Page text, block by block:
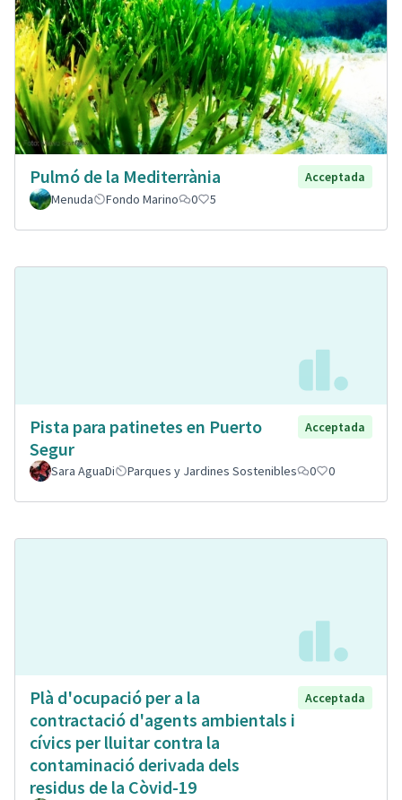
Pulmó de la Mediterrània
Acceptada
Menuda
Fondo Marino 0 5
Pista para patinetes en Puerto
Segur
Acceptada
Sara AguaDi Parques y Jardines Sostenibles 0 0
Plà d'ocupació per a la
contractació d'agents ambientals i
cívics per lluitar contra la
contaminació derivada dels
residus de la Còvid-19
Acceptada